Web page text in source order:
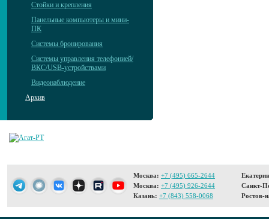
Стойки и крепления
Панельные компьютеры и мини-
ПК
Системы бронирования
Системы управления телефонией/
ВКС/USB-устройствами
Видеонаблюдение
Архив
Москва: +7 (495) 665-2644
Москва: +7 (495) 926-2644
Казань: +7 (843) 558-0068
Санкт-
Ростов-